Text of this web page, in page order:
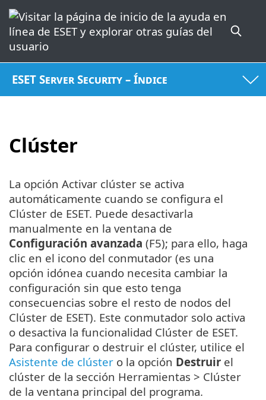
ESET Server Security – Índice
Clúster
La opción Activar clúster se activa
automáticamente cuando se configura el
Clúster de ESET. Puede desactivarla
manualmente en la ventana de
Configuración avanzada (F5); para ello, haga
clic en el icono del conmutador (es una
opción idónea cuando necesita cambiar la
configuración sin que esto tenga
consecuencias sobre el resto de nodos del
Clúster de ESET). Este conmutador solo activa
o desactiva la funcionalidad Clúster de ESET.
Para configurar o destruir el clúster, utilice el
Asistente de clúster o la opción Destruir el
clúster de la sección Herramientas > Clúster
de la ventana principal del programa.